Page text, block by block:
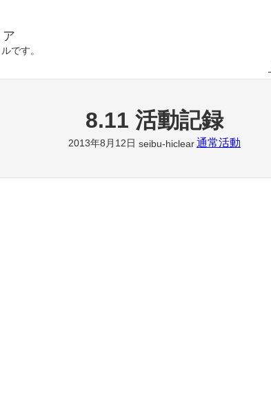
です。
8.11 活動記録
2013年8月12日 seibu-hiclear 通常活動